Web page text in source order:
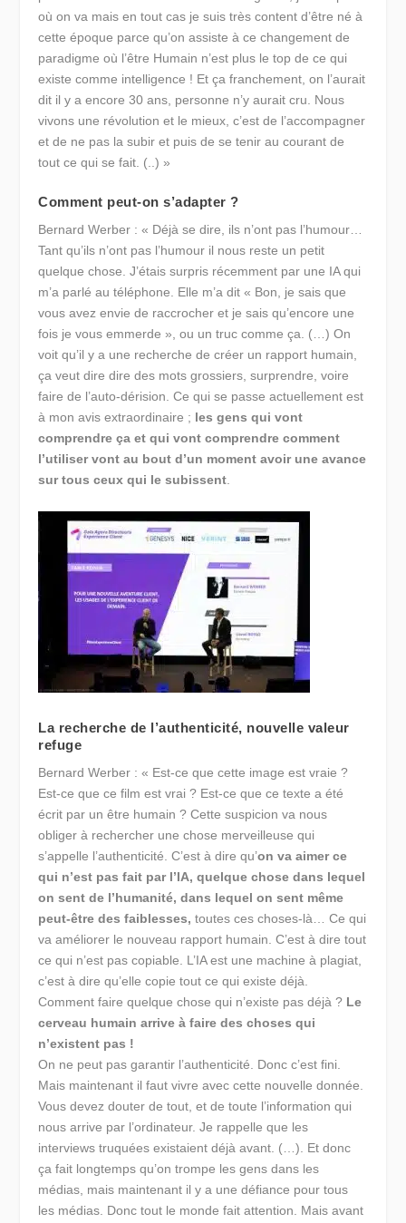
où on va mais en tout cas je suis très content d’être né à
cette époque parce qu’on assiste à ce changement de
paradigme où l’être Humain n’est plus le top de ce qui
existe comme intelligence ! Et ça franchement, on l’aurait
dit il y a encore 30 ans, personne n’y aurait cru. Nous
vivons une révolution et le mieux, c’est de l’accompagner
et de ne pas la subir et puis de se tenir au courant de
tout ce qui se fait. (..) »
Comment peut-on s’adapter ?
Bernard Werber : « Déjà se dire, ils n’ont pas l’humour…
Tant qu’ils n’ont pas l’humour il nous reste un petit
quelque chose. J’étais surpris récemment par une IA qui
m’a parlé au téléphone. Elle m’a dit « Bon, je sais que
vous avez envie de raccrocher et je sais qu’encore une
fois je vous emmerde », ou un truc comme ça. (…) On
voit qu’il y a une recherche de créer un rapport humain,
ça veut dire dire des mots grossiers, surprendre, voire
faire de l’auto-dérision. Ce qui se passe actuellement est
à mon avis extraordinaire ; les gens qui vont
comprendre ça et qui vont comprendre comment
l’utiliser vont au bout d’un moment avoir une avance
sur tous ceux qui le subissent.
La recherche de l’authenticité, nouvelle valeur
refuge
Bernard Werber : « Est-ce que cette image est vraie ?
Est-ce que ce film est vrai ? Est-ce que ce texte a été
écrit par un être humain ? Cette suspicion va nous
obliger à rechercher une chose merveilleuse qui
s’appelle l’authenticité. C’est à dire qu’on va aimer ce
qui n’est pas fait par l’IA, quelque chose dans lequel
on sent de l’humanité, dans lequel on sent même
peut-être des faiblesses, toutes ces choses-là… Ce qui
va améliorer le nouveau rapport humain. C’est à dire tout
ce qui n’est pas copiable. L’IA est une machine à plagiat,
c’est à dire qu’elle copie tout ce qui existe déjà.
Comment faire quelque chose qui n’existe pas déjà ? Le
cerveau humain arrive à faire des choses qui
n’existent pas !
On ne peut pas garantir l’authenticité. Donc c’est fini.
Mais maintenant il faut vivre avec cette nouvelle donnée.
Vous devez douter de tout, et de toute l’information qui
nous arrive par l’ordinateur. Je rappelle que les
interviews truquées existaient déjà avant. (…). Et donc
ça fait longtemps qu’on trompe les gens dans les
médias, mais maintenant il y a une défiance pour tous
les médias. Donc tout le monde fait attention. Mais avant